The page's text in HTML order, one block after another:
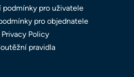
podmínky pro uživatele
pro objednatele
Privacy Policy
pravidla